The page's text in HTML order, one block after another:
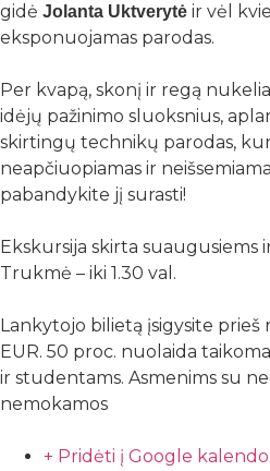
gidė Jolanta Uktverytė ir vėl
eksponuojamas parodas.
Per kvapą, skonį ir regą
idėjų pažinimo sluoksnius,
skirtingų technikų parodas,
neapčiuopiamas ir
pabandykite jį surasti!
Ekskursija skirta suaugusiems
Trukmė – iki 1.30 val.
Lankytojo bilietą įsigysite prieš
EUR. 50 proc. nuolaida
ir studentams. Asmenims su
nemokamos
+ Pridėti į Google